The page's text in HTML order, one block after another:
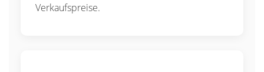
Verkaufspreise.